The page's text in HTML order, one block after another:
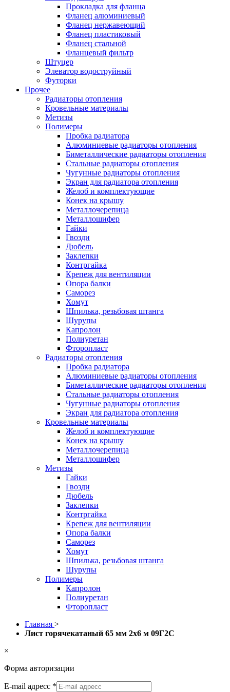
Прокладка для фланца
Фланец алюминиевый
Фланец нержавеющий
Фланец пластиковый
Фланец стальной
Фланцевый фильтр
Штуцер
Элеватор водоструйный
Футорки
Прочее
Радиаторы отопления
Кровельные материалы
Метизы
Полимеры
Пробка радиатора
Алюминиевые радиаторы отопления
Биметаллические радиаторы отопления
Стальные радиаторы отопления
Чугунные радиаторы отопления
Экран для радиатора отопления
Желоб и комплектующие
Конек на крышу
Металлочерепица
Металлошифер
Гайки
Гвозди
Дюбель
Заклепки
Контргайка
Крепеж для вентиляции
Опора балки
Саморез
Хомут
Шпилька, резьбовая штанга
Шурупы
Капролон
Полиуретан
Фторопласт
Радиаторы отопления
Пробка радиатора
Алюминиевые радиаторы отопления
Биметаллические радиаторы отопления
Стальные радиаторы отопления
Чугунные радиаторы отопления
Экран для радиатора отопления
Кровельные материалы
Желоб и комплектующие
Конек на крышу
Металлочерепица
Металлошифер
Метизы
Гайки
Гвозди
Дюбель
Заклепки
Контргайка
Крепеж для вентиляции
Опора балки
Саморез
Хомут
Шпилька, резьбовая штанга
Шурупы
Полимеры
Капролон
Полиуретан
Фторопласт
Главная >
Лист горячекатаный 65 мм 2х6 м 09Г2С
×
Форма авторизации
E-mail адресс *